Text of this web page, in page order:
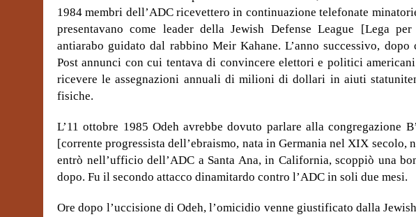
1984 membri dell’ADC ricevettero in continuazione telefonate
presentavano come leader della Jewish Defense League [Lega
antiarabo guidato dal rabbino Meir Kahane. L’anno successivo,
Post annunci con cui tentava di convincere elettori e politici
ricevere le assegnazioni annuali di milioni di dollari in aiuti
fisiche.
L’11 ottobre 1985 Odeh avrebbe dovuto parlare alla congregazione
[corrente progressista dell’ebraismo, nata in Germania nel XIX secolo,
entrò nell’ufficio dell’ADC a Santa Ana, in California, scoppiò una
dopo. Fu il secondo attacco dinamitardo contro l’ADC in soli due mesi.
Ore dopo l’uccisione di Odeh, l’omicidio venne giustificato dalla